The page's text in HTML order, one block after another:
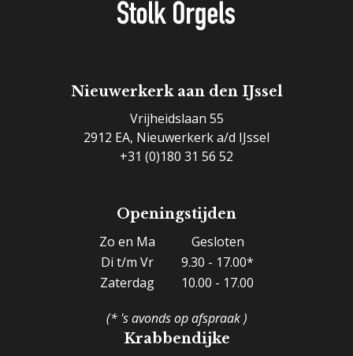
Nieuwerkerk aan den IJssel
Vrijheidslaan 55
2912 EA, Nieuwerkerk a/d IJssel
+31 (0)180 31 56 52
Openingstijden
Zo en Ma
Gesloten
Di t/m Vr
9.30 - 17.00*
Zaterdag
10.00 - 17.00
(* 's avonds op afspraak )
Krabbendijke